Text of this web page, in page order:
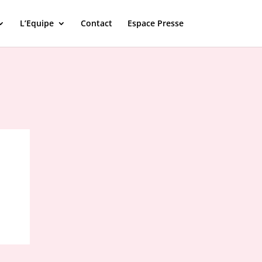
L’Equipe Contact Espace Presse